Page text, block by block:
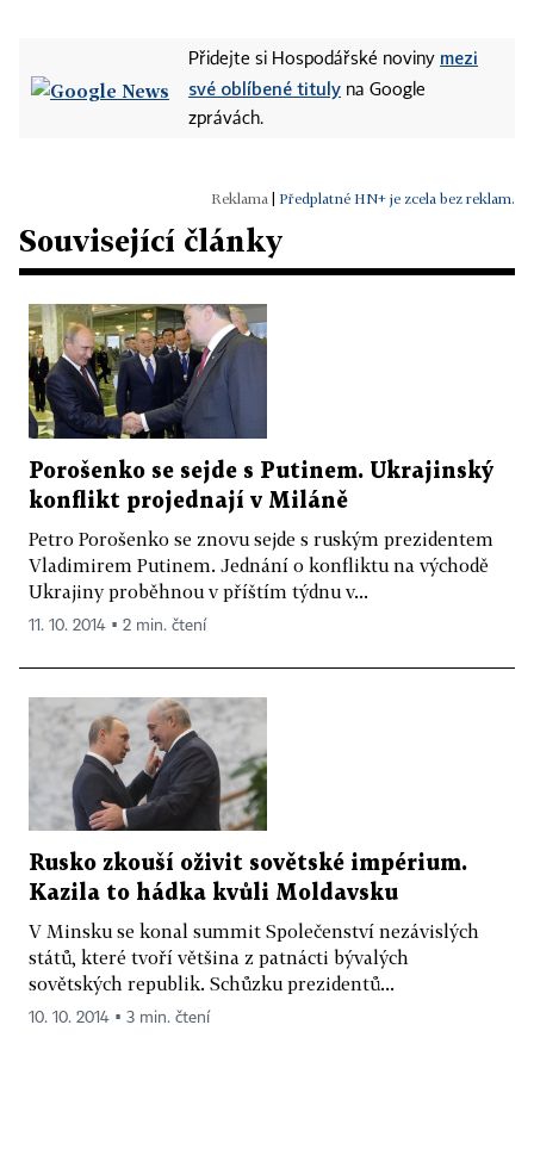
Přidejte si Hospodářské noviny mezi
své oblíbené tituly na Google
zprávách.
Předplatné HN+ je zcela bez reklam.
Související články
Porošenko se sejde s Putinem. Ukrajinský
konflikt projednají v Miláně
Petro Porošenko se znovu sejde s ruským prezidentem
Vladimirem Putinem. Jednání o konfliktu na východě
Ukrajiny proběhnou v příštím týdnu v...
11. 10. 2014 ▪ 2 min. čtení
Rusko zkouší oživit sovětské impérium.
Kazila to hádka kvůli Moldavsku
V Minsku se konal summit Společenství nezávislých
států, které tvoří většina z patnácti bývalých
sovětských republik. Schůzku prezidentů...
10. 10. 2014 ▪ 3 min. čtení